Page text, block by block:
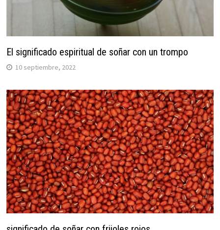
El significado espiritual de soñar con un trompo
10 septiembre, 2022